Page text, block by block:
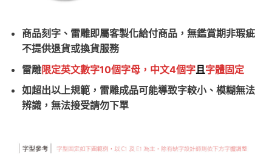
商品刻字、雷雕即屬客製化給付商品，無鑑賞期非瑕疵
不提供退貨或換貨服務
雷雕限定英文數字10個字母，中文4個字且字體固定
如超出以上規範，雷雕成品可能導致字較小、模糊無法
辨識，無法接受請勿下單